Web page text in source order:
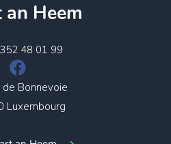
an Heem
48 01 99
de Bonnevoie
Luxembourg